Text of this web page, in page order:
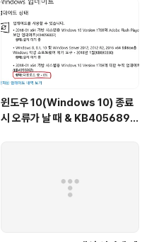
윈도우 10(Windows 10) 종료
시 오류가 날 때 & KB4056892